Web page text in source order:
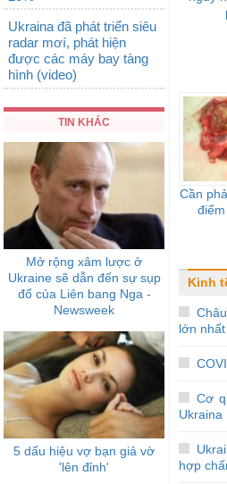
Ukraina đã phát triển siêu
radar mơí, phát hiện
được các máy bay tàng
hình (video)
TIN KHÁC
Mở rộng xâm lược ở
Ukraine sẽ dẫn đến sự sụp
đổ của Liên bang Nga -
Newsweek
5 dấu hiệu vợ bạn giả vờ
'lên đỉnh'
Cần
Kinh
lớn
Cơ
Ukraina
hợp